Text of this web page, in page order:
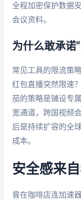
全程加密保护数据
会议资料。
为什么敢承诺“
常见工具的限流策
红包直播突然限速
茄的策略是铺设专
宽通道，跨国视频
后是持续扩容的全
成本。
安全感来
曾在咖啡店连加速